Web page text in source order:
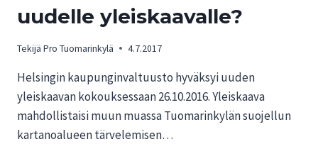
uudelle yleiskaavalle?
Tekijä Pro Tuomarinkylä 4.7.2017
Helsingin kaupunginvaltuusto hyväksyi uuden
yleiskaavan kokouksessaan 26.10.2016. Yleiskaava
mahdollistaisi muun muassa Tuomarinkylän suojellun
kartanoalueen tärvelemisen…